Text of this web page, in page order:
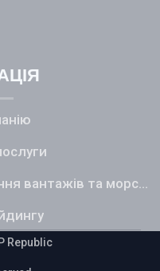
Транспортне експедирування вантажів та морський фрахт
Republic